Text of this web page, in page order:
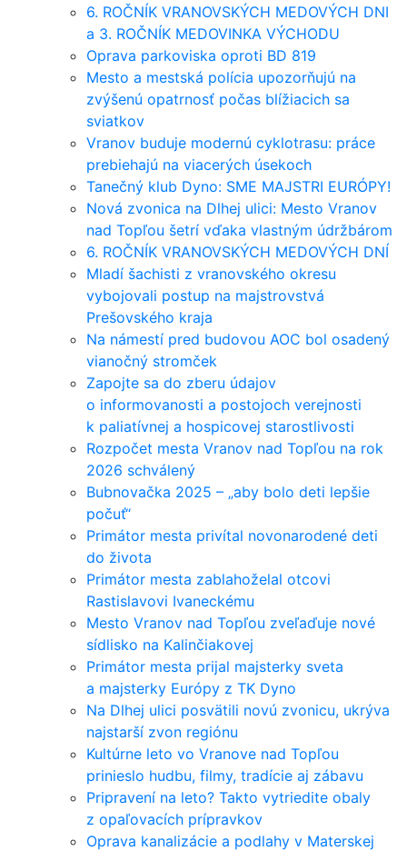
6. ROČNÍK VRANOVSKÝCH MEDOVÝCH DNI
a 3. ROČNÍK MEDOVINKA VÝCHODU
Oprava parkoviska oproti BD 819
Mesto a mestská polícia upozorňujú na
zvýšenú opatrnosť počas blížiacich sa
sviatkov
Vranov buduje modernú cyklotrasu: práce
prebiehajú na viacerých úsekoch
Tanečný klub Dyno: SME MAJSTRI EURÓPY!
Nová zvonica na Dlhej ulici: Mesto Vranov
nad Topľou šetrí vďaka vlastným údržbárom
6. ROČNÍK VRANOVSKÝCH MEDOVÝCH DNÍ
Mladí šachisti z vranovského okresu
vybojovali postup na majstrovstvá
Prešovského kraja
Na námestí pred budovou AOC bol osadený
vianočný stromček
Zapojte sa do zberu údajov
o informovanosti a postojoch verejnosti
k paliatívnej a hospicovej starostlivosti
Rozpočet mesta Vranov nad Topľou na rok
2026 schválený
Bubnovačka 2025 – „aby bolo deti lepšie
počuť“
Primátor mesta privítal novonarodené deti
do života
Primátor mesta zablahoželal otcovi
Rastislavovi Ivaneckému
Mesto Vranov nad Topľou zveľaďuje nové
sídlisko na Kalinčiakovej
Primátor mesta prijal majsterky sveta
a majsterky Európy z TK Dyno
Na Dlhej ulici posvätili novú zvonicu, ukrýva
najstarší zvon regiónu
Kultúrne leto vo Vranove nad Topľou
prinieslo hudbu, filmy, tradície aj zábavu
Pripravení na leto? Takto vytriedite obaly
z opaľovacích prípravkov
Oprava kanalizácie a podlahy v Materskej